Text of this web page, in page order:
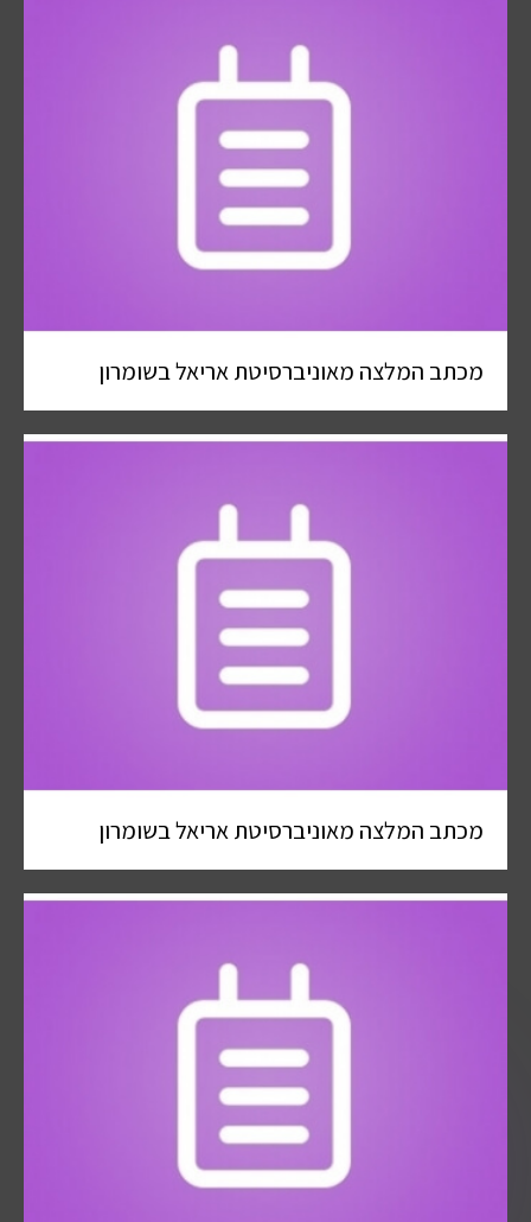
מכתב המלצה מאוניברסיטת אריאל בשומרון
מכתב המלצה מאוניברסיטת אריאל בשומרון